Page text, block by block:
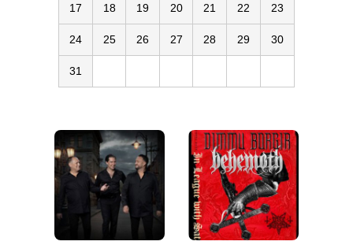
17 18 19 20 21 22 23
24 25 26 27 28 29 30
31